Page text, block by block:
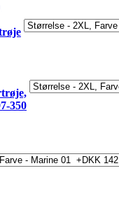
350